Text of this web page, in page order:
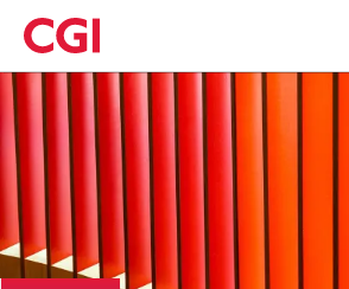
Skip
to
main
content